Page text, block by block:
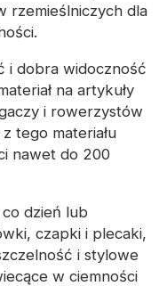
rzemieślniczych dla
i dobra widoczność
na artykuły
i rowerzystów
tego materiału
nawet do 200
co dzień lub
czapki i plecaki,
i stylowe
w ciemności